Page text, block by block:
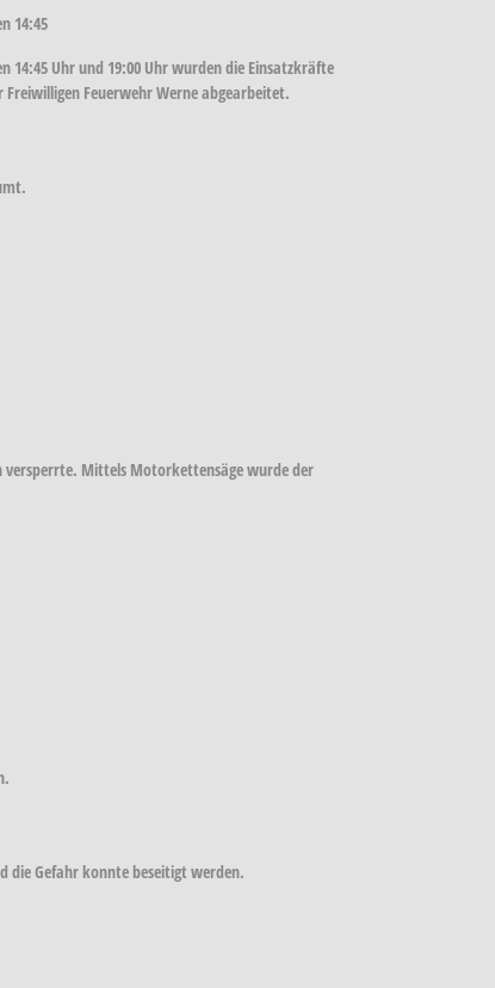
14:45
Uhr und 19:00 Uhr wurden die Einsatzkräfte
Freiwilligen Feuerwehr Werne abgearbeitet.
versperrte. Mittels Motorkettensäge wurde der
die Gefahr konnte beseitigt werden.